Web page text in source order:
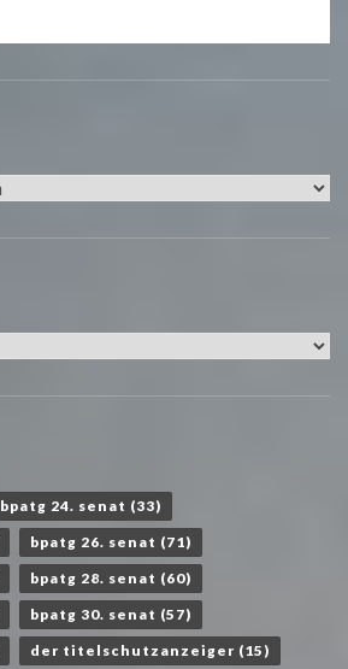
bpatg 24. senat (33)
bpatg 26. senat (71)
bpatg 28. senat (60)
bpatg 30. senat (57)
der titelschutzanzeiger (15)